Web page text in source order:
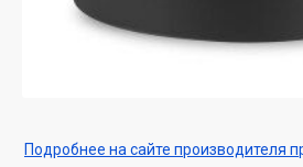
Подробнее на сайте производителя